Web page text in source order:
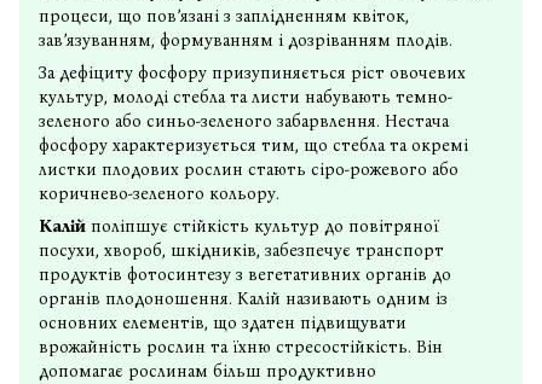
процеси, що пов’язані з заплідненням квіток,
зав’язуванням, формуванням і дозріванням плодів.
За дефіциту фосфору призупиняється ріст овочевих
культур, молоді стебла та листи набувають темно-
зеленого або синьо-зеленого забарвлення. Нестача
фосфору характеризується тим, що стебла та окремі
листки плодових рослин стають сіро-рожевого або
коричнево-зеленого кольору.
Калій поліпшує стійкість культур до повітряної
посухи, хвороб, шкідників, забезпечує транспорт
продуктів фотосинтезу з вегетативних органів до
органів плодоношення. Калій називають одним із
основних елементів, що здатен підвищувати
врожайність рослин та їхню стресостійкість. Він
допомагає рослинам більш продуктивно